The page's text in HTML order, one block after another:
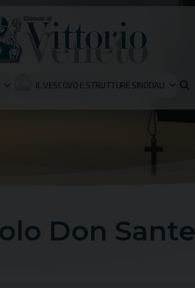
IL VESCOVO E STRUTTURE SINODALI
Don Sante